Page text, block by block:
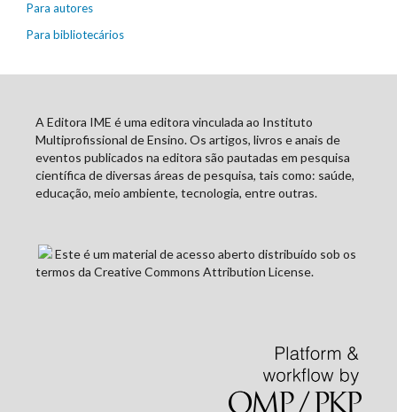
Para autores
Para bibliotecários
A Editora IME é uma editora vinculada ao Instituto
Multiprofissional de Ensino. Os artigos, livros e anais de
eventos publicados na editora são pautadas em pesquisa
científica de diversas áreas de pesquisa, tais como: saúde,
educação, meio ambiente, tecnologia, entre outras.
Este é um material de acesso aberto distribuído sob os
termos da Creative Commons Attribution License.